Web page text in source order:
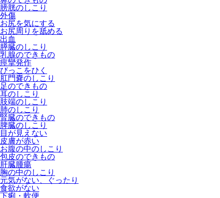
膀胱のしこり
外傷
お尻を気にする
お尻周りを舐める
出血
膵臓のしこり
乳腺のできもの
痙攣発作
びっこをひく
肛門嚢のしこり
足のできもの
耳のしこり
肢端のしこり
肺のしこり
腎臓のできもの
脾臓のしこり
目が見えない
皮膚が赤い
お腹の中のしこり
包皮のできもの
肝臓腫瘍
胸の中のしこり
元気がない、ぐったり
食欲がない
下痢・軟便